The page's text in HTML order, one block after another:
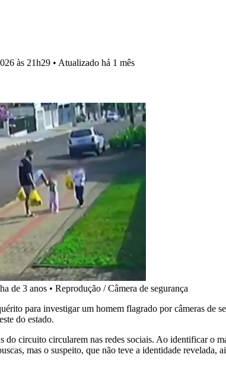
às 21h29 • Atualizado há 1 mês
de 3 anos • Reprodução / Câmera de segurança
para investigar um homem flagrado por câmeras de
do estado.
do circuito circularem nas redes sociais. Ao identificar o
mas o suspeito, que não teve a identidade revelada,